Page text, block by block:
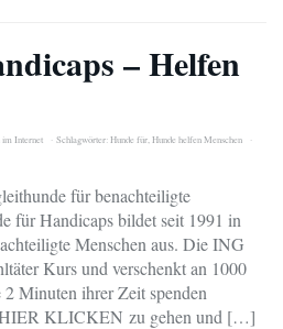
– Helfen
im Internet Schlagwörter:Hunde für Hunde helfen Menschen
für benachteiligte
für Handicaps bildet seit 1991 in
Menschen aus. Die ING
Kurs und verschenkt an 1000
Minuten ihrer Zeit spenden
KLICKEN zu gehen und […]